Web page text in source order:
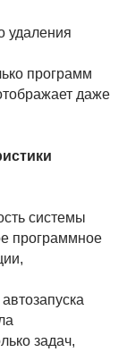
удаления
программ
даже
системы
программное
задач,